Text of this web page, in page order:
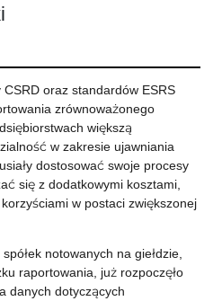
oraz standardów ESRS
zrównoważonego
większą
w zakresie ujawniania
dostosować swoje procesy
się z dodatkowymi kosztami,
w postaci zwiększonej
notowanych na giełdzie,
raportowania, już rozpoczęło
danych dotyczących